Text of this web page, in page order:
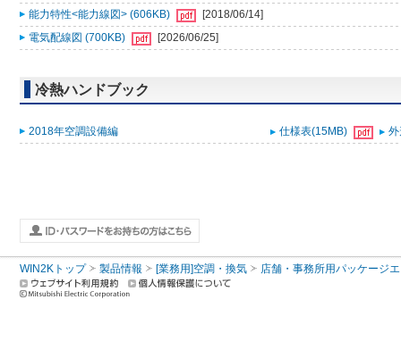
能力特性<能力線図> (606KB)
[2018/06/14]
電気配線図 (700KB)
[2026/06/25]
冷熱ハンドブック
2018年空調設備編 仕様表(15MB)
WIN2Kトップ 製品情報 [業務用]空調・換気 店舗・事務所用パッケージ